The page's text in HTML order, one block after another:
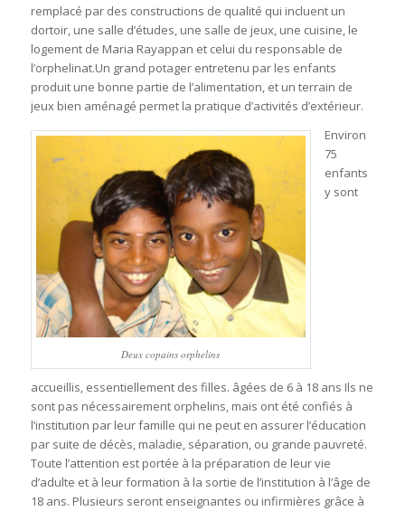
remplacé par des constructions de qualité qui incluent un
dortoir, une salle d’études, une salle de jeux, une cuisine, le
logement de Maria Rayappan et celui du responsable de
l’orphelinat.Un grand potager entretenu par les enfants
produit une bonne partie de l’alimentation, et un terrain de
jeux bien aménagé permet la pratique d’activités d’extérieur.
Deux copains orphelins
Environ
75
enfants
y sont
accueillis, essentiellement des filles. âgées de 6 à 18 ans Ils ne
sont pas nécessairement orphelins, mais ont été confiés à
l’institution par leur famille qui ne peut en assurer l’éducation
par suite de décès, maladie, séparation, ou grande pauvreté.
Toute l’attention est portée à la préparation de leur vie
d’adulte et à leur formation à la sortie de l’institution à l’âge de
18 ans. Plusieurs seront enseignantes ou infirmières grâce à